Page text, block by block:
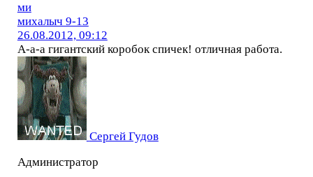
ми
михалыч 9-13
26.08.2012, 09:12
А-а-а гигантский коробок спичек! отличная работа.
Сергей Гудов
Администратор